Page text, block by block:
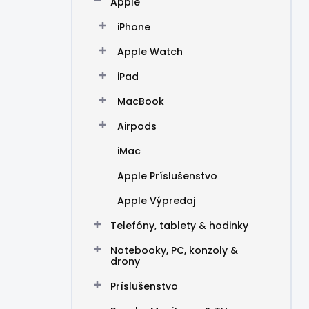
iPhone
Apple Watch
iPad
MacBook
Airpods
iMac
Apple Príslušenstvo
Apple Výpredaj
Telefóny, tablety & hodinky
Notebooky, PC, konzoly &
drony
Príslušenstvo